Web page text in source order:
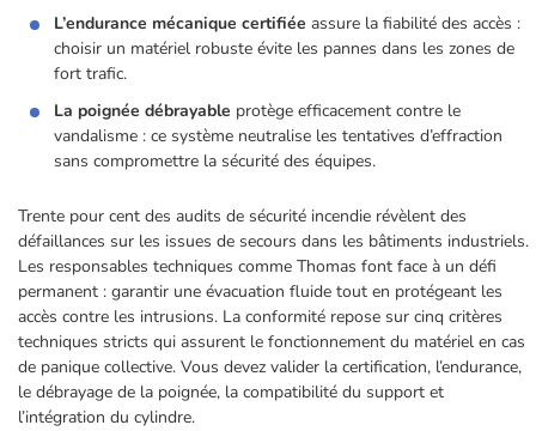
L’endurance mécanique certifiée assure la fiabilité des accès :
choisir un matériel robuste évite les pannes dans les zones de
fort trafic.
La poignée débrayable protège efficacement contre le
vandalisme : ce système neutralise les tentatives d’effraction
sans compromettre la sécurité des équipes.
Trente pour cent des audits de sécurité incendie révèlent des
défaillances sur les issues de secours dans les bâtiments industriels.
Les responsables techniques comme Thomas font face à un défi
permanent : garantir une évacuation fluide tout en protégeant les
accès contre les intrusions. La conformité repose sur cinq critères
techniques stricts qui assurent le fonctionnement du matériel en cas
de panique collective. Vous devez valider la certification, l’endurance,
le débrayage de la poignée, la compatibilité du support et
l’intégration du cylindre.